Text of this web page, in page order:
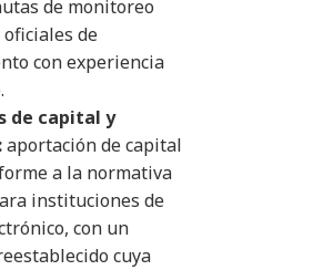
de monitoreo
de
con experiencia
de capital y
aportación de capital
a la normativa
instituciones de
con un
cuya